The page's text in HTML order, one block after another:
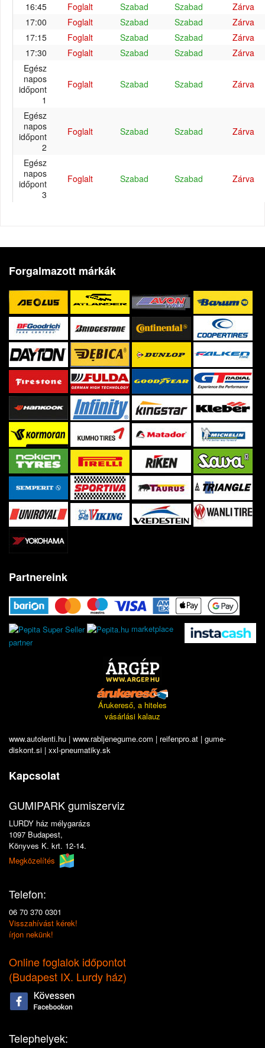
16:45
Foglalt Szabad Szabad
Zárva
17:00
Foglalt Szabad Szabad
Zárva
17:15
Foglalt Szabad Szabad
Zárva
17:30
Foglalt Szabad Szabad
Zárva
Egész
napos
időpont
1
Foglalt Szabad Szabad Zárva
Egész
napos
időpont
2
Foglalt Szabad Szabad Zárva
Egész
napos
időpont
3
Foglalt Szabad Szabad Zárva
Forgalmazott márkák
Partnereink
marketplace
partner
Árukereső, a hiteles
vásárlási kalauz
www.autolenti.hu | www.rabljenegume.com | reifenpro.at | gume-
diskont.si | xxl-pneumatiky.sk
Kapcsolat
GUMIPARK gumiszerviz
LURDY ház mélygarázs
1097 Budapest,
Könyves K. krt. 12-14.
Megközelítés
Telefon:
06 70 370 0301
Visszahívást kérek!
írjon nekünk!
Online foglalok időpontot
(Budapest IX. Lurdy ház)
Telephelyek: